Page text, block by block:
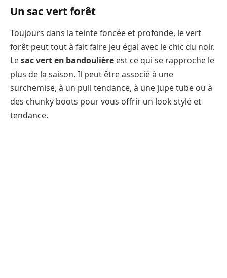
Un sac vert forêt
Toujours dans la teinte foncée et profonde, le vert
forêt peut tout à fait faire jeu égal avec le chic du noir.
Lesac vert en bandoulière est ce qui se rapproche le
plus de la saison. Il peut être associé à une
surchemise, à un pull tendance, à une jupe tube ou à
des chunky boots pour vous offrir un look stylé et
tendance.